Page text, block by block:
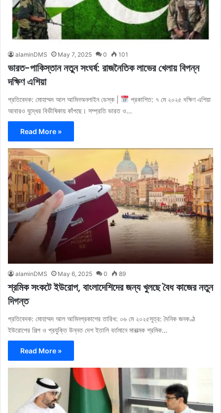
alaminDMS May 7, 2025 0 101
ভারত-পাকিস্তান নতুন সংঘর্ষ: রাজনৈতিক লাভের খেলায় বিপন্ন
দক্ষিণ এশিয়া
প্রতিবেদক: মোহাম্মদ আল আমিনঅনলাইন ডেস্ক |
প্রকাশিত: ৭ মে ২০২৫ দক্ষিণ এশিয়া
আবারও যুদ্ধের বিভীষিকায় কাঁপছে। সম্প্রতি ভারত ও…
Read More »
alaminDMS May 6, 2025 0 89
শ্রমিক সংকটে ইউরোপ, বাংলাদেশিদের জন্য খুলছে বৈধ কাজের নতুন
দিগন্ত
প্রতিবেদক: মোহাম্মদ আল আমিনপ্রকাশের তারিখ: ০৬ মে ২০২৫সূত্র: দৈনিক জনকণ্ঠ
ইউরোপের শিল্প ও প্রযুক্তি উন্নত দেশ ইতালি বর্তমানে মারাত্মক শ্রমিক…
Read More »